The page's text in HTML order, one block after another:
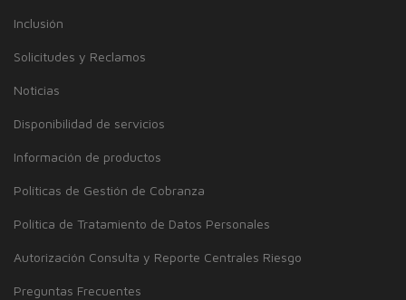
Inclusión
Solicitudes y Reclamos
Noticias
Disponibilidad de servicios
Información de productos
Políticas de Gestión de Cobranza
Política de Tratamiento de Datos Personales
Autorización Consulta y Reporte Centrales Riesgo
Preguntas Frecuentes